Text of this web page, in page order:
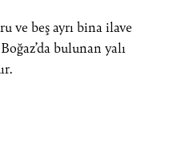
ve beş ayrı bina ilave
bulunan yalı